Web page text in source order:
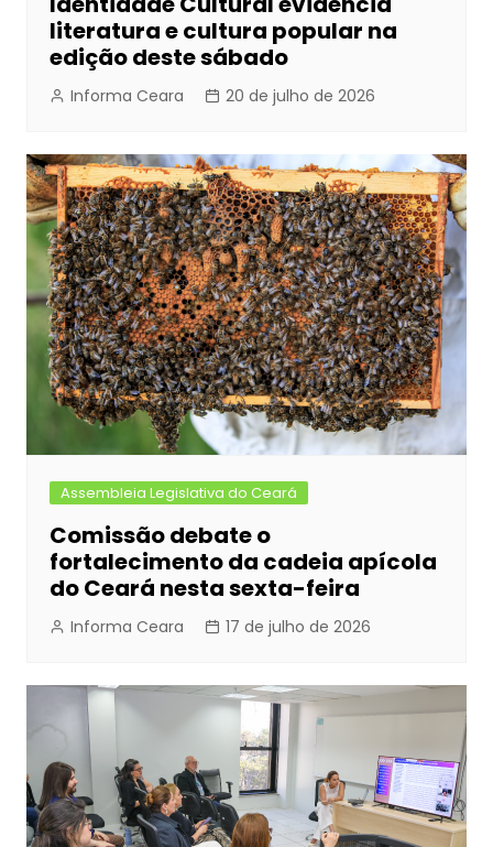
literatura e cultura popular na
edição deste sábado
Informa Ceara 20 de julho de 2026
Assembleia Legislativa do Ceará
Comissão debate o
fortalecimento da cadeia apícola
do Ceará nesta sexta-feira
Informa Ceara 17 de julho de 2026